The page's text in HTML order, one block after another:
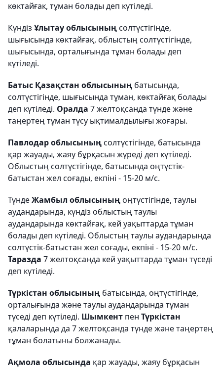
көктайғак, тұман болады деп күтіледі.
Күндіз Ұлытау облысыныңсолтүстігінде,
шығысында көктайғақ, облыстың солтүстігінде,
шығысында, орталығында тұман болады деп
күтіледі.
Батыс Қазақстан облысының батысында,
солтүстігінде, шығысында тұман, көктайғақ болады
деп күтіледі. Оралда 7 желтоқсанда түнде және
таңертең тұман түсу ықтималдылығы жоғары.
Павлодар облысыныңсолтүстігінде, батысында
қар жауады, жаяу бұрқасын жүреді деп күтіледі.
Облыстың солтүстігінде, батысында оңтүстік-
батыстан жел соғады, екпіні - 15-20 м/с.
ТүндеЖамбыл облысыныңоңтүстігінде, таулы
аудандарында, күндіз облыстың таулы
аудандарында көктайғақ, кей уақыттарда тұман
болады деп күтіледі. Облыстың таулы аудандарында
солтүстік-батыстан жел соғады, екпіні - 15-20 м/с.
Таразда 7 желтоқсанда кей уақыттарда тұман түседі
деп күтіледі.
Түркістан облысының батысында, оңтүстігінде,
орталығында және таулы аудандарында тұман
түседі деп күтіледі. Шымкент пен Түркістан
қалаларында да 7 желтоқсанда түнде және таңертең
тұман болатыны болжанады.
Ақмола облысында қар жауады, жаяу бұрқасын